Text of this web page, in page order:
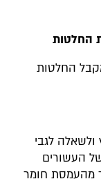
החלטות
ולשאלה לגבי
של העשורים
מהעמסת חומר